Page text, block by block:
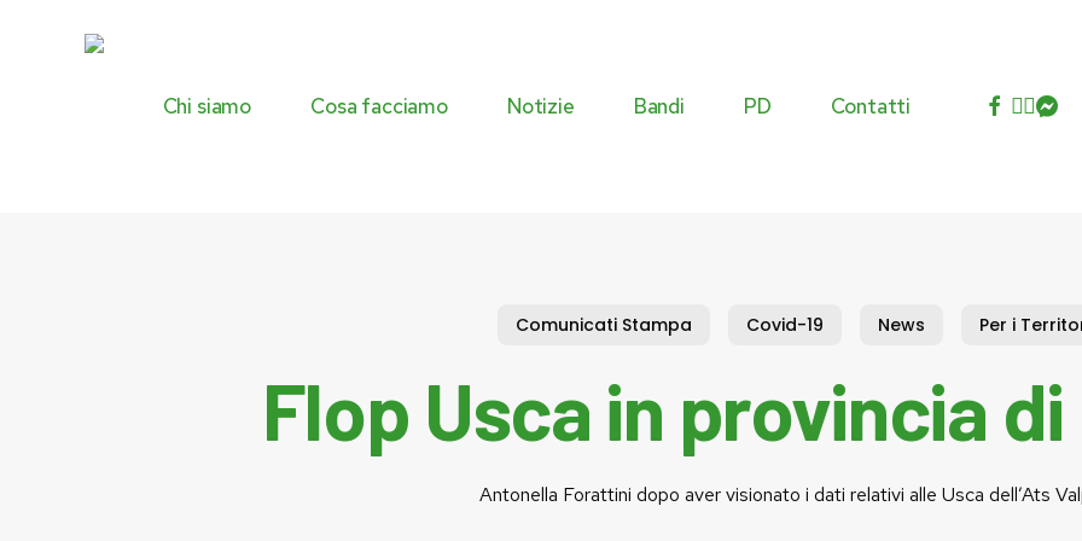
Chi siamo Cosa facciamo
Agenda istituzionale
Eventi
Notizie Bandi PD Contatti facebook
youtube
Comunicati Stampa Covid-19 News Per i
Flop Usca in provincia
Antonella Forattini dopo aver visionato i dati relativi alle Usca dell’Ats